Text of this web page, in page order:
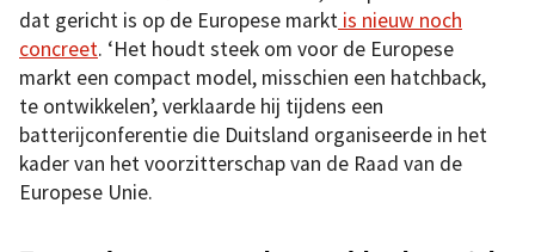
dat gericht is op de Europese markt is nieuw noch
concreet. ‘Het houdt steek om voor de Europese
markt een compact model, misschien een hatchback,
te ontwikkelen’, verklaarde hij tijdens een
batterijconferentie die Duitsland organiseerde in het
kader van het voorzitterschap van de Raad van de
Europese Unie.